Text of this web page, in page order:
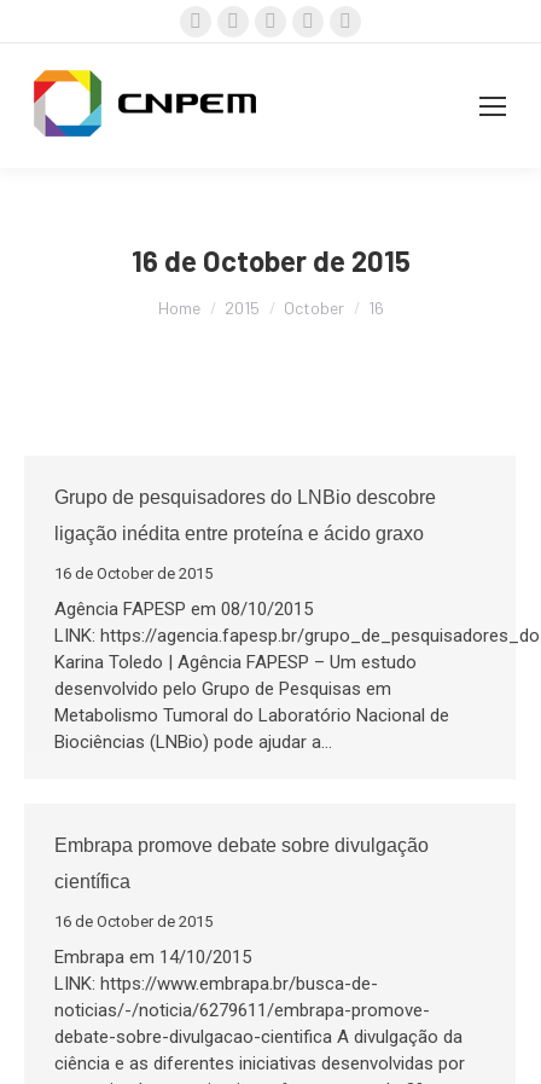
Facebook
in
in
InstagramYouTube
16 de October de 2015
Home 2015 October 16
Grupo de pesquisadores do LNBio descobre
ligação inédita entre proteína e ácido graxo
16 de October de 2015
Agência FAPESP em 08/10/2015
LINK: https://agencia.fapesp.br/
Karina Toledo | Agência FAPESP – Um estudo
desenvolvido pelo Grupo de Pesquisas em
Metabolismo Tumoral do Laboratório Nacional de
Biociências (LNBio) pode ajudar a…
Embrapa promove debate sobre divulgação
científica
16 de October de 2015
Embrapa em 14/10/2015
LINK: https://www.embrapa.br/busca-de-
noticias/-/noticia/6279611/embrapa-promove-
debate-sobre-divulgacao-cientifica A divulgação da
ciência e as diferentes iniciativas desenvolvidas por